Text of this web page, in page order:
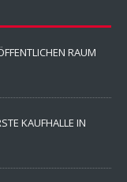
RAUM
KAUFHALLE IN